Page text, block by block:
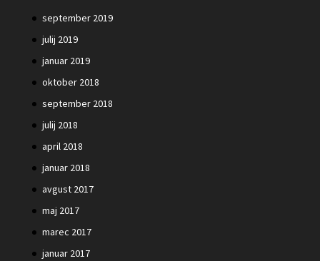
september 2019
julij 2019
januar 2019
oktober 2018
september 2018
julij 2018
april 2018
januar 2018
avgust 2017
maj 2017
marec 2017
januar 2017